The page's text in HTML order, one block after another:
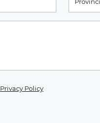
Privacy Policy